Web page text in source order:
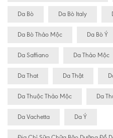
Da Bò Da Bò Italy
Da Bò Thảo Mộc Da Bò Ý
Da Saffiano Da Thảo Mộc
Da That Da Thật
Da Thuộc Thảo Mộc Da
Da Vachetta Da Ý